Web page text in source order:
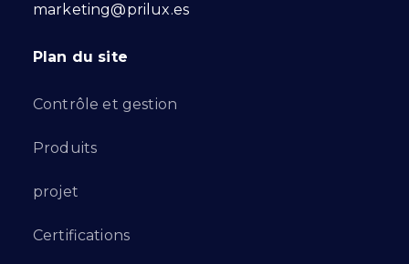
marketing@prilux.es
Plan du site
Contrôle et gestion
Produits
projet
Certifications